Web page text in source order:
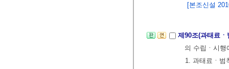
[본조신설
제90조(과태료
의 수립ㆍ시행
1. 과태료ㆍ범